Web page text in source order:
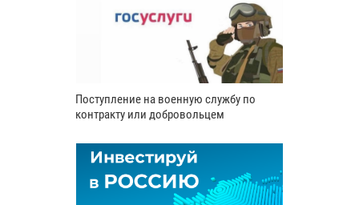
Поступление на военную службу по
контракту или добровольцем